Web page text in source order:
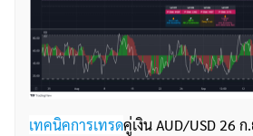
เทคนิคการเทรดคู่เงิน AUD/USD 26